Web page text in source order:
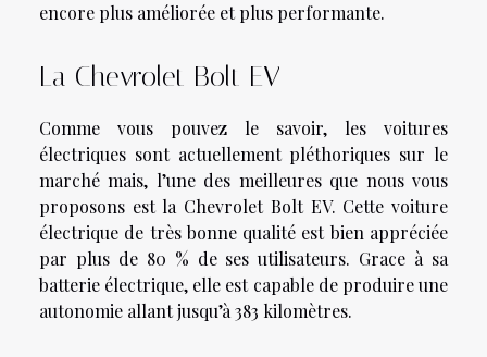
encore plus améliorée et plus performante.
La Chevrolet Bolt EV
Comme vous pouvez le savoir, les voitures
électriques sont actuellement pléthoriques sur le
marché mais, l’une des meilleures que nous vous
proposons est la Chevrolet Bolt EV. Cette voiture
électrique de très bonne qualité est bien appréciée
par plus de 80 % de ses utilisateurs. Grace à sa
batterie électrique, elle est capable de produire une
autonomie allant jusqu’à 383 kilomètres.